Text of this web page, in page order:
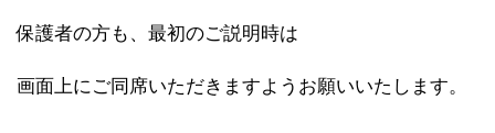
保護者の方も、最初のご説明時は
画面上にご同席いただきますようお願いいたします。